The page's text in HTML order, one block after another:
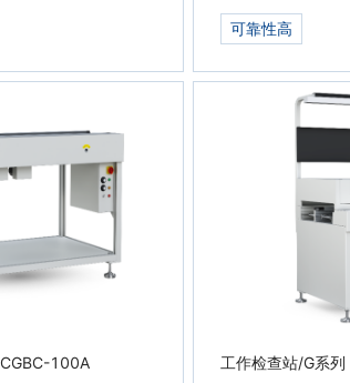
可靠性高
链条轨道/G系列 CGBC-100A